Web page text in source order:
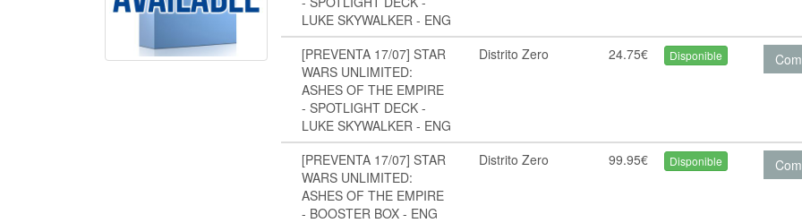
LUKE SKYWALKER - ENG
[PREVENTA 17/07] STAR
WARS UNLIMITED:
ASHES OF THE EMPIRE
- SPOTLIGHT DECK -
LUKE SKYWALKER - ENG
Distrito Zero 24.75€ Disponible
[PREVENTA 17/07] STAR
WARS UNLIMITED:
ASHES OF THE EMPIRE
- BOOSTER BOX - ENG
Distrito Zero 99.95€ Disponible